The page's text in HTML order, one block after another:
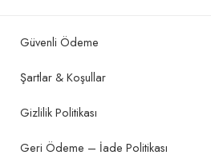
Güvenli Ödeme
Şartlar & Koşullar
Gizlilik Politikası
Geri Ödeme – İade Politikası